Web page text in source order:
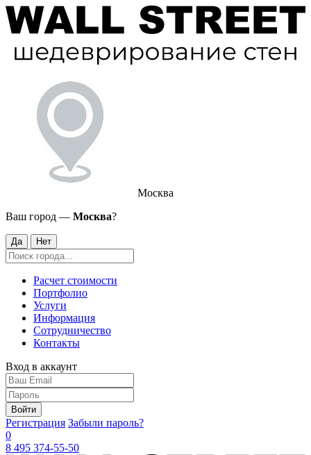
Москва
Ваш город — Москва?
Да Нет
Расчет стоимости
Портфолио
Услуги
Информация
Сотрудничество
Контакты
Вход в аккаунт
Войти
Регистрация Забыли пароль?
0
8 495 374-55-50